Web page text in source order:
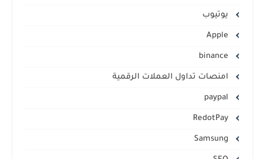
يوتيوب
RedotPay